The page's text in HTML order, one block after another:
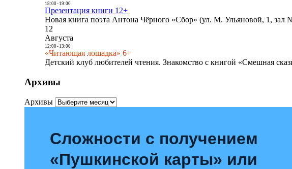
18:00- 19:00
Презентация книги 12+
Новая книга поэта Антона Чёрного «Сбор» (ул. М. Ульяновой, 1, зал
12
Августа
12:00- 13:00
«Читающая лошадка» 6+
Детский клуб любителей чтения. Знакомство с книгой «Смешная
Архивы
Архивы
Сложности с получением
«Пушкинской карты» или